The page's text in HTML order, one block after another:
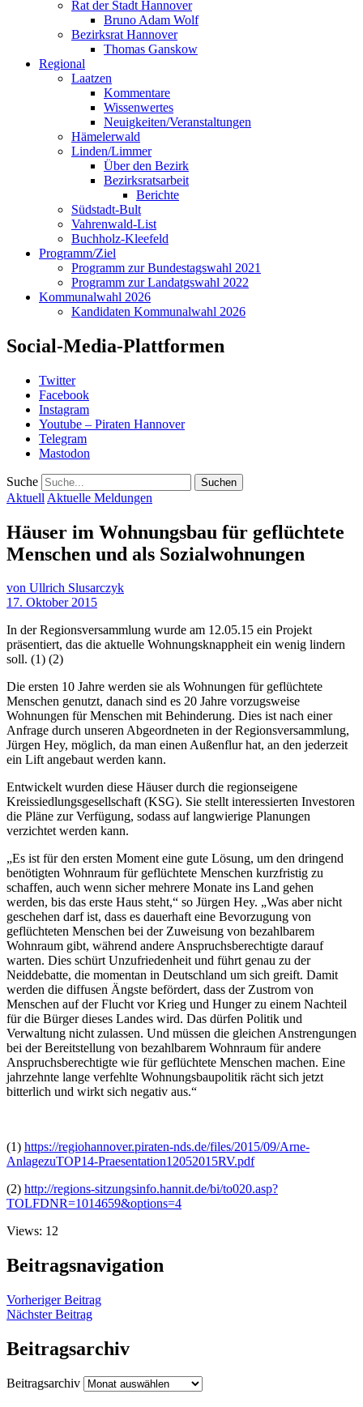
Rat der Stadt Hannover
Bruno Adam Wolf
Bezirksrat Hannover
Thomas Ganskow
Regional
Laatzen
Kommentare
Wissenwertes
Neuigkeiten/Veranstaltungen
Hämelerwald
Linden/Limmer
Über den Bezirk
Bezirksratsarbeit
Berichte
Südstadt-Bult
Vahrenwald-List
Buchholz-Kleefeld
Programm/Ziel
Programm zur Bundestagswahl 2021
Programm zur Landatgswahl 2022
Kommunalwahl 2026
Kandidaten Kommunalwahl 2026
Social-Media-Plattformen
Twitter
Facebook
Instagram
Youtube – Piraten Hannover
Telegram
Mastodon
Suche
Aktuell Aktuelle Meldungen
Häuser im Wohnungsbau für geflüchtete
Menschen und als Sozialwohnungen
von Ullrich Slusarczyk
17. Oktober 2015
In der Regionsversammlung wurde am 12.05.15 ein Projekt
präsentiert, das die aktuelle Wohnungsknappheit ein wenig lindern
soll. (1) (2)
Die ersten 10 Jahre werden sie als Wohnungen für geflüchtete
Menschen genutzt, danach sind es 20 Jahre vorzugsweise
Wohnungen für Menschen mit Behinderung. Dies ist nach einer
Anfrage durch unseren Abgeordneten in der Regionsversammlung,
Jürgen Hey, möglich, da man einen Außenflur hat, an den jederzeit
ein Lift angebaut werden kann.
Entwickelt wurden diese Häuser durch die regionseigene
Kreissiedlungsgesellschaft (KSG). Sie stellt interessierten Investoren
die Pläne zur Verfügung, sodass auf langwierige Planungen
verzichtet werden kann.
„Es ist für den ersten Moment eine gute Lösung, um den dringend
benötigten Wohnraum für geflüchtete Menschen kurzfristig zu
schaffen, auch wenn sicher mehrere Monate ins Land gehen
werden, bis das erste Haus steht,“ so Jürgen Hey. „Was aber nicht
geschehen darf ist, dass es dauerhaft eine Bevorzugung von
geflüchteten Menschen bei der Zuweisung von bezahlbarem
Wohnraum gibt, während andere Anspruchsberechtigte darauf
warten. Dies schürt Unzufriedenheit und führt genau zu der
Neiddebatte, die momentan in Deutschland um sich greift. Damit
werden die diffusen Ängste befördert, dass der Zustrom von
Menschen auf der Flucht vor Krieg und Hunger zu einem Nachteil
für die Bürger dieses Landes wird. Das dürfen Politik und
Verwaltung nicht zulassen. Und müssen die gleichen Anstrengungen
bei der Bereitstellung von bezahlbarem Wohnraum für andere
Anspruchsberechtigte wie für geflüchtete Menschen machen. Eine
jahrzehnte lange verfehlte Wohnungsbaupolitik rächt sich jetzt
bitterlich und wirkt sich negativ aus.“
(1) https://regiohannover.piraten-nds.de/files/2015/09/Arne-
AnlagezuTOP14-Praesentation12052015RV.pdf
(2) http://regions-sitzungsinfo.hannit.de/bi/to020.asp?
TOLFDNR=1014659&options=4
Views: 12
Beitragsnavigation
Vorheriger Beitrag
Nächster Beitrag
Beitragsarchiv
Beitragsarchiv